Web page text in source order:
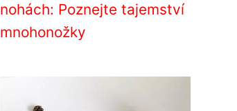
nohách: Poznejte tajemství
mnohonožky